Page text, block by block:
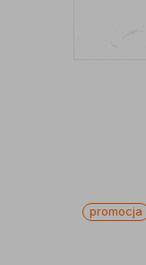
promocja